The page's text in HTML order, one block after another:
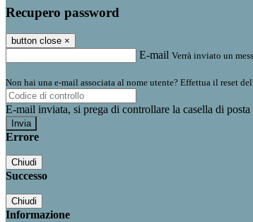
Recupero password
button close ×
E-mail Verrà inviato un
Non hai una e-mail associata al nome utente? Effettua il reset
E-mail inviata, si prega di controllare la casella di posta
Errore
Chiudi
Successo
Chiudi
Informazione